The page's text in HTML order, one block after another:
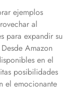
ejemplos
al
para expandir su
Amazon
en el
posibilidades
el emocionante